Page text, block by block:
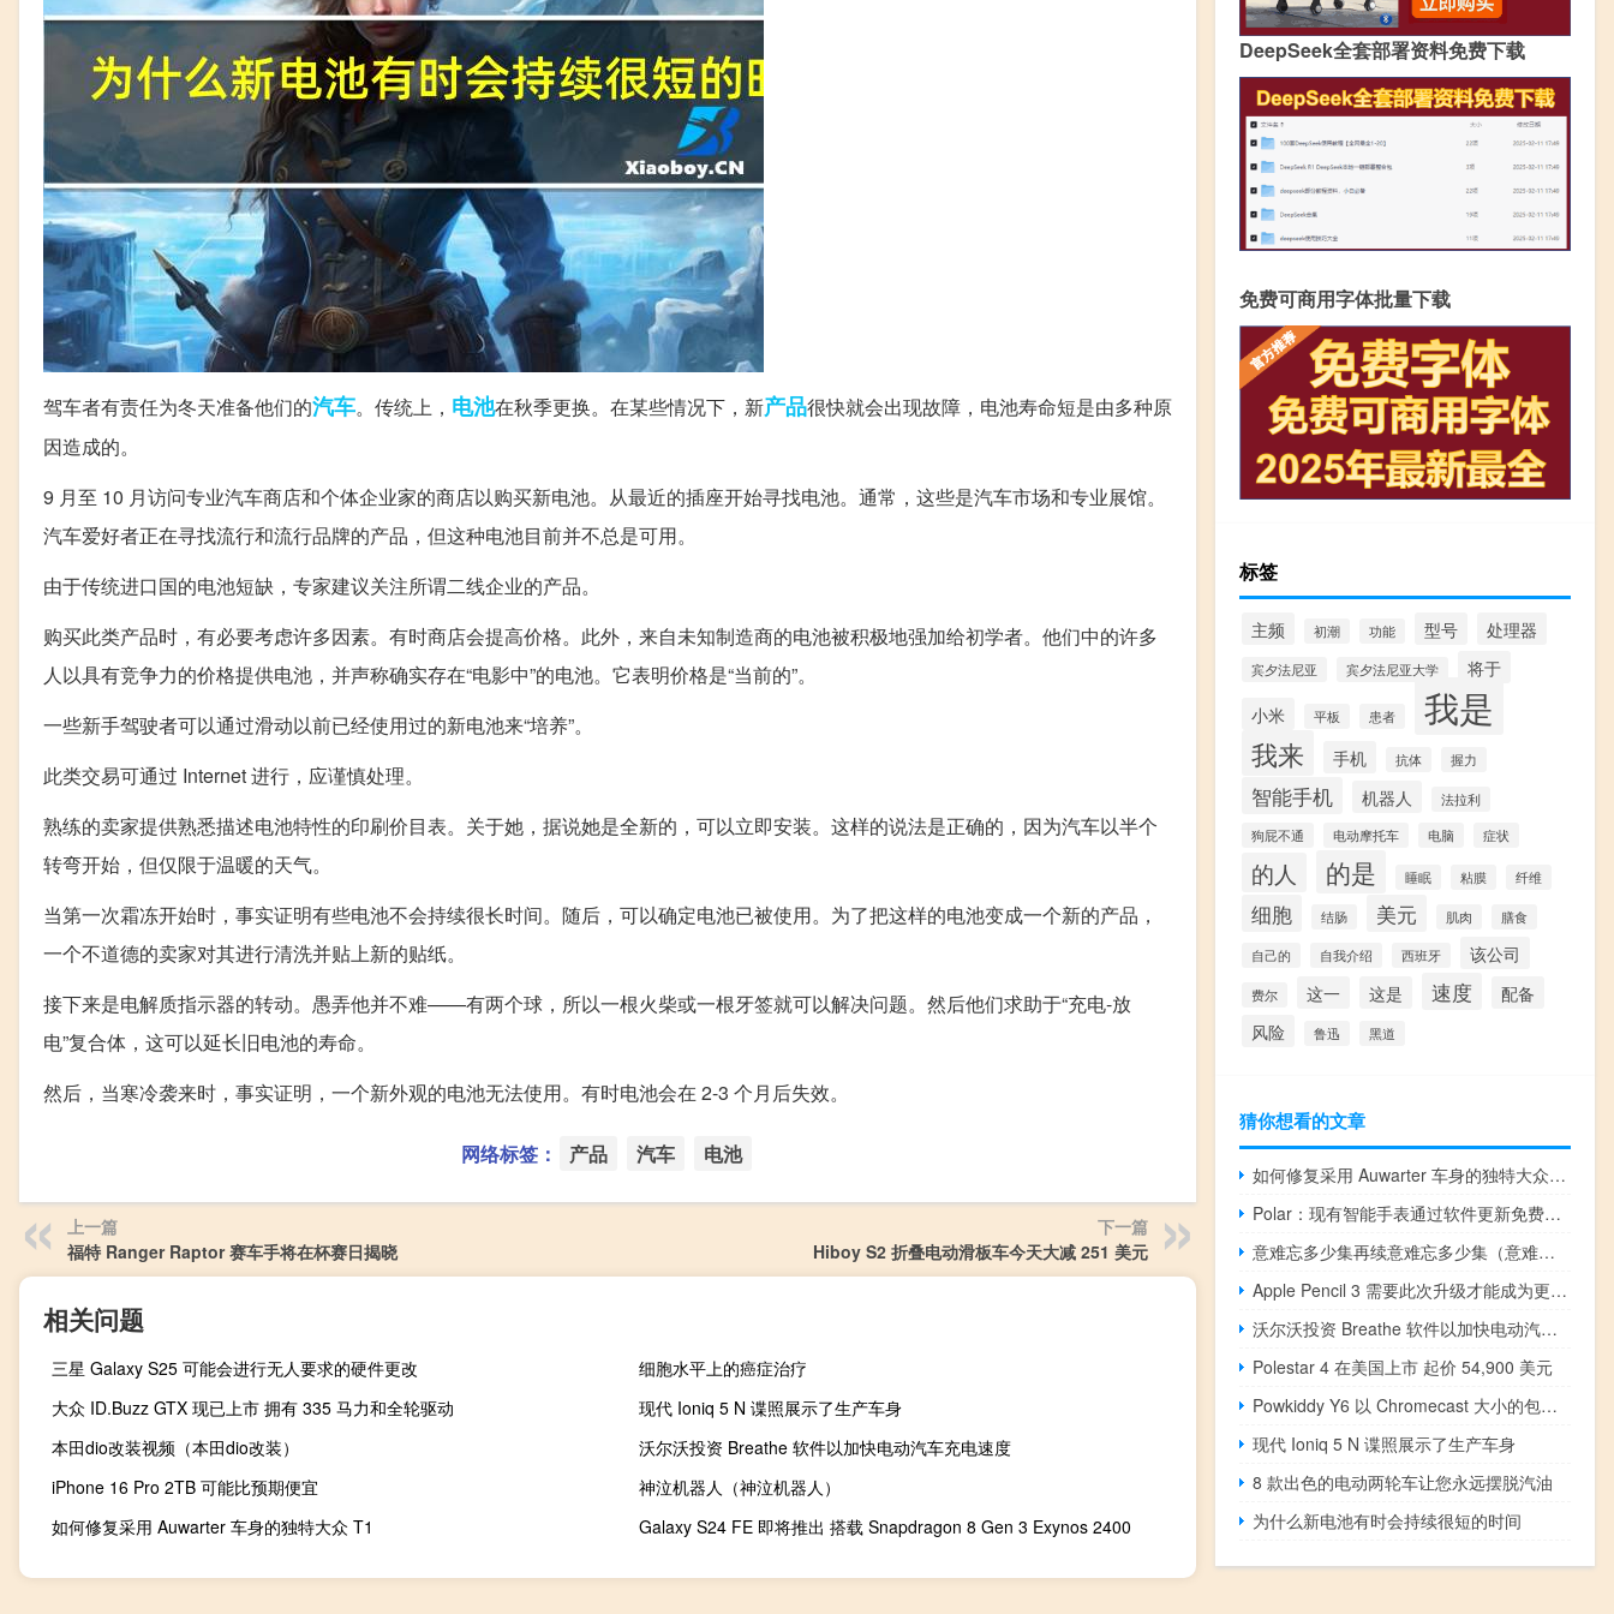
驾车者有责任为冬天准备他们的汽车。传统上， 电池在秋季更换。在某些情况下，新产品很快就会出现故障，电池寿命短是由多种原
因造成的。
9 月至 10 月访问专业汽车商店和个体企业家的商店以购买新电池。从最近的插座开始寻找电池。通常，这些是汽车市场和专业展馆。
汽车爱好者正在寻找流行和流行品牌的产品，但这种电池目前并不总是可用。
由于传统进口国的电池短缺，专家建议关注所谓二线企业的产品。
购买此类产品时，有必要考虑许多因素。有时商店会提高价格。此外，来自未知制造商的电池被积极地强加给初学者。他们中的许多
人以具有竞争力的价格提供电池，并声称确实存在“电影中”的电池。它表明价格是“当前的”。
一些新手驾驶者可以通过滑动以前已经使用过的新电池来“培养”。
此类交易可通过 Internet 进行，应谨慎处理。
熟练的卖家提供熟悉描述电池特性的印刷价目表。关于她，据说她是全新的，可以立即安装。这样的说法是正确的，因为汽车以半个
转弯开始，但仅限于温暖的天气。
当第一次霜冻开始时，事实证明有些电池不会持续很长时间。随后，可以确定电池已被使用。为了把这样的电池变成一个新的产品，
一个不道德的卖家对其进行清洗并贴上新的贴纸。
接下来是电解质指示器的转动。愚弄他并不难——有两个球，所以一根火柴或一根牙签就可以解决问题。然后他们求助于“充电-放
电”复合体，这可以延长旧电池的寿命。
然后，当寒冷袭来时，事实证明，一个新外观的电池无法使用。有时电池会在 2-3 个月后失效。
网络标签： 产品 汽车 电池
上一篇
福特 Ranger Raptor 赛车手将在杯赛日揭晓
下一篇
Hiboy S2 折叠电动滑板车今天大减 251 美元
相关问题
三星 Galaxy S25 可能会进行无人要求的硬件更改
细胞水平上的癌症治疗
大众 ID.Buzz GTX 现已上市 拥有 335 马力和全轮驱动
现代 Ioniq 5 N 谍照展示了生产车身
本田dio改装视频（本田dio改装）
沃尔沃投资 Breathe 软件以加快电动汽车充电速度
iPhone 16 Pro 2TB 可能比预期便宜
神泣机器人（神泣机器人）
如何修复采用 Auwarter 车身的独特大众 T1
Galaxy S24 FE 即将推出 搭载 Snapdragon 8 Gen 3 Exynos 2400
DeepSeek全套部署资料免费下载
免费可商用字体批量下载
标签
主频 初潮 功能 型号 处理器
宾夕法尼亚 宾夕法尼亚大学
将于
小米
平板 患者 我是
我来 手机 抗体 握力
智能手机 机器人
法拉利
狗屁不通
电动摩托车 电脑 症状
的人 的是 睡眠 粘膜 纤维
细胞 结肠 美元 肌肉 膳食
自己的 自我介绍 西班牙 该公司
费尔 这一 这是 速度
配备
风险
鲁迅 黑道
猜你想看的文章
如何修复采用 Auwarter 车身的独特大众 T1
Polar：现有智能手表通过软件更新免费获得高级型号的新功能
意难忘多少集再续意难忘多少集（意难忘有多少集）
Apple Pencil 3 需要此次升级才能成为更好的 iPad 配件
沃尔沃投资 Breathe 软件以加快电动汽车充电速度
Polestar 4 在美国上市 起价 54,900 美元
Powkiddy Y6 以 Chromecast 大小的包装提供复古游戏
现代 Ioniq 5 N 谍照展示了生产车身
8 款出色的电动两轮车让您永远摆脱汽油
为什么新电池有时会持续很短的时间